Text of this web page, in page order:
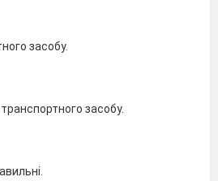
засобу.
засобу.